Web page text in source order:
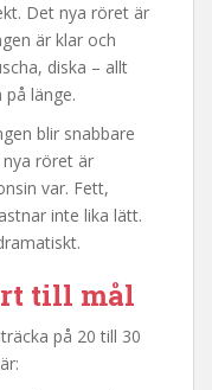
Det nya röret är
är klar och
diska – allt
länge.
blir snabbare
röret är
var. Fett,
inte lika lätt.
till mål
på 20 till 30